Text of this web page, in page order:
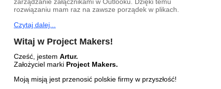
rozwiązaniu mam raz na zawsze porządek w plikach.
Czytaj dalej...
Witaj w Project Makers!
Cześć, jestem Artur.
Założyciel marki Project Makers.
Moją misją jest przenosić polskie firmy w przyszłość!